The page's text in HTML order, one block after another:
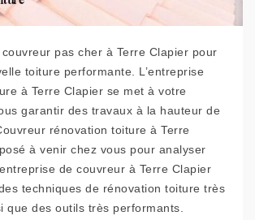
pas cher à Terre Clapier pour
toiture performante. L’entreprise
à Terre Clapier se met à votre
garantir des travaux à la hauteur de
rénovation toiture à Terre
à venir chez vous pour analyser
de couvreur à Terre Clapier
techniques de rénovation toiture très
que des outils très performants.